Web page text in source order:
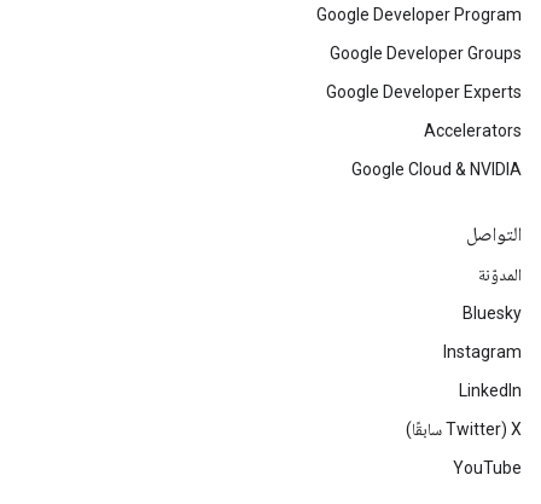
Google Developer Program
Google Developer Groups
Google Developer Experts
Accelerators
Google Cloud & NVIDIA
التواصل
المدوّنة
Bluesky
Instagram
LinkedIn
‫X ‏(Twitter سابقًا)
YouTube